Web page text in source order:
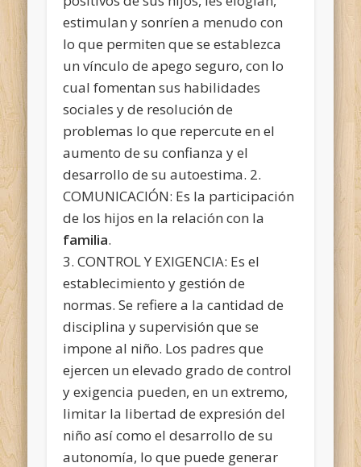
estimulan y sonríen a menudo con
lo que permiten que se establezca
un vínculo de apego seguro, con lo
cual fomentan sus habilidades
sociales y de resolución de
problemas lo que repercute en el
aumento de su confianza y el
desarrollo de su autoestima. 2.
COMUNICACIÓN: Es la participación
de los hijos en la relación con la
familia.
3. CONTROL Y EXIGENCIA: Es el
establecimiento y gestión de
normas. Se refiere a la cantidad de
disciplina y supervisión que se
impone al niño. Los padres que
ejercen un elevado grado de control
y exigencia pueden, en un extremo,
limitar la libertad de expresión del
niño así como el desarrollo de su
autonomía, lo que puede generar